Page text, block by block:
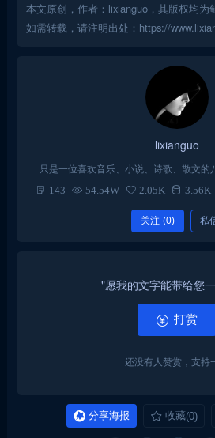
本文原创，作者：lixianguo，其版权均为
如需转载，请注明出处：https://
lixianguo
只是一位喜欢音乐、小说、诗歌、散文的
心入了wordpress的坑，从此一发不可收拾
143 54.54W 2.05K 3.56K
关注 (0) 私
"愿我的文字能带给您
打赏
还没有人赞赏，支持
分享海报 收藏(0)